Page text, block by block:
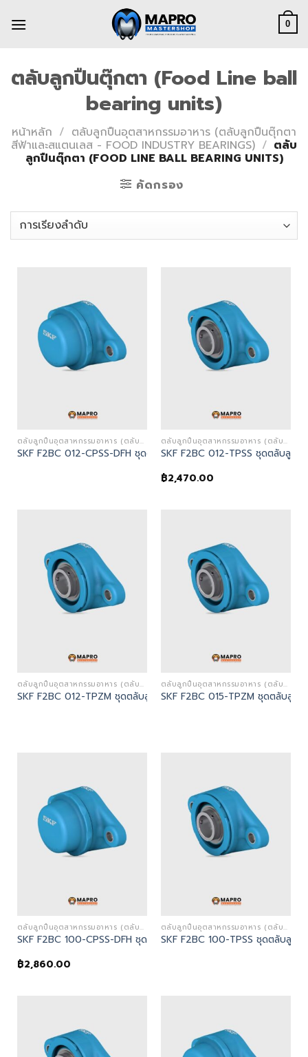
0
ตลับลูกปืนตุ๊กตา (Food Line ball
bearing units)
หน้าหลัก / ตลับลูกปืนอุตสาหกรรมอาหาร (ตลับลูกปืนตุ๊กตา
สีฟ้าและสแตนเลส - FOOD INDUSTRY BEARINGS) / ตลับ
ลูกปืนตุ๊กตา (FOOD LINE BALL BEARING UNITS)
คัดกรอง
ตลับลูกปืนอุตสาหกรรมอาหาร (ตลับลูกปืนตุ๊กตาสีฟ้าและสแตนเลส - FOOD INDUSTRY BEARINGS)
SKF F2BC 012-CPSS-DFH ชุดตลับลูกปืน | Flanged ball bearing
ตลับลูกปืนอุตสาหกรรมอาหาร (ตลับลูกปืนตุ๊กตาสีฟ้าและสแตนเลส - FOOD INDUSTRY BEARINGS)
SKF F2BC 012-TPSS ชุดตลับลูก
฿2,470.00
ตลับลูกปืนอุตสาหกรรมอาหาร (ตลับลูกปืนตุ๊กตาสีฟ้าและสแตนเลส - FOOD INDUSTRY BEARINGS)
SKF F2BC 012-TPZM ชุดตลับลูกปืน | Flanged ball bearing units
ตลับลูกปืนอุตสาหกรรมอาหาร (ตลับลูกปืนตุ๊กตาสีฟ้าและสแตนเลส - FOOD INDUSTRY BEARINGS)
SKF F2BC 015-TPZM ชุดตลับลู
ตลับลูกปืนอุตสาหกรรมอาหาร (ตลับลูกปืนตุ๊กตาสีฟ้าและสแตนเลส - FOOD INDUSTRY BEARINGS)
SKF F2BC 100-CPSS-DFH ชุดตลับลูกปืน | Flanged ball bearing
฿2,860.00
ตลับลูกปืนอุตสาหกรรมอาหาร (ตลับลูกปืนตุ๊กตาสีฟ้าและสแตนเลส - FOOD INDUSTRY BEARINGS)
SKF F2BC 100-TPSS ชุดตลับลูก